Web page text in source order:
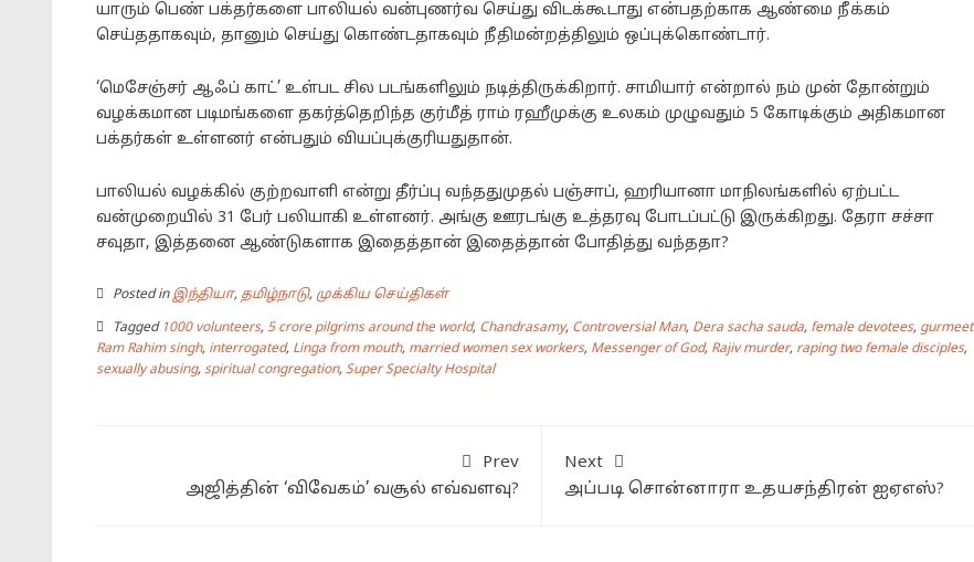
யாரும் பெண் பக்தர்களை பாலியல் வன்புணர்வ செய்து விடக்கூடாது என்பதற்காக ஆண்மை நீக்கம்
செய்ததாகவும், தானும் செய்து கொண்டதாகவும் நீதிமன்றத்திலும் ஒப்புக்கொண்டார்.
‘மெசேஞ்சர் ஆஃப் காட்’ உள்பட சில படங்களிலும் நடித்திருக்கிறார். சாமியார் என்றால் நம் முன் தோன்றும்
வழக்கமான படிமங்களை தகர்த்தெறிந்த குர்மீத் ராம் ரஹீமுக்கு உலகம் முழுவதும் 5 கோடிக்கும் அதிகமான
பக்தர்கள் உள்ளனர் என்பதும் வியப்புக்குரியதுதான்.
பாலியல் வழக்கில் குற்றவாளி என்று தீர்ப்பு வந்ததுமுதல் பஞ்சாப், ஹரியானா மாநிலங்களில் ஏற்பட்ட
வன்முறையில் 31 பேர் பலியாகி உள்ளனர். அங்கு ஊரடங்கு உத்தரவு போடப்பட்டு இருக்கிறது. தேரா சச்சா
சவுதா, இத்தனை ஆண்டுகளாக இதைத்தான் இதைத்தான் போதித்து வந்ததா?
Posted inஇந்தியா, தமிழ்நாடு, முக்கிய செய்திகள்
Tagged 1000 volunteers, 5 crore pilgrims around the world, Chandrasamy, Controversial Man, Dera sacha sauda, female devotees, gurmeet
Ram Rahim singh, interrogated, Linga from mouth, married women sex workers, Messenger of God, Rajiv murder, raping two female disciples,
sexually abusing, spiritual congregation, Super Specialty Hospital
Prev
அஜித்தின் ‘விவேகம்’ வசூல் எவ்வளவு?
Next
அப்படி சொன்னாரா உதயசந்திரன் ஐஏஎஸ்?